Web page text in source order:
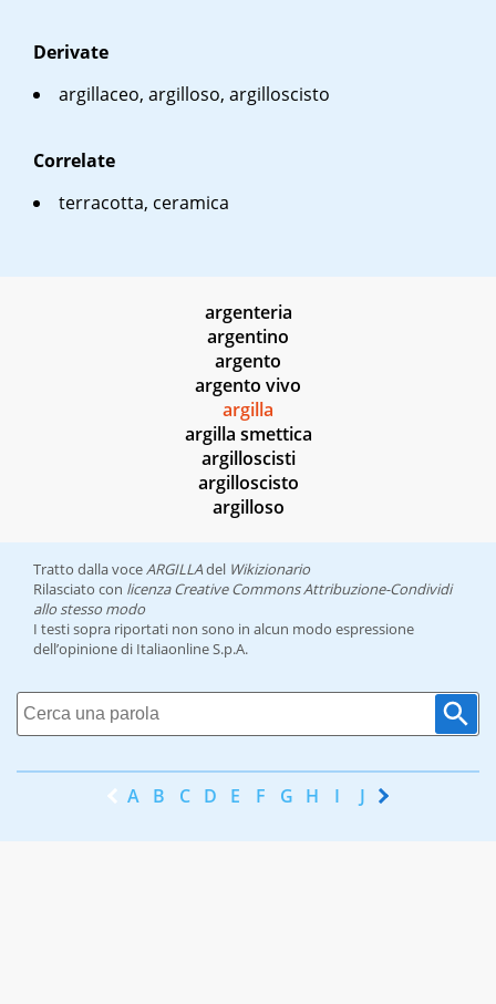
Derivate
argillaceo, argilloso, argilloscisto
Correlate
terracotta, ceramica
argenteria
argentino
argento
argento vivo
argilla
argilla smettica
argilloscisti
argilloscisto
argilloso
Tratto dalla voceARGILLAdel Wikizionario
Rilasciato con licenza Creative Commons Attribuzione-Condividi
allo stesso modo
I testi sopra riportati non sono in alcun modo espressione
dell’opinione di Italiaonline S.p.A.
A B C D E F G H I J K